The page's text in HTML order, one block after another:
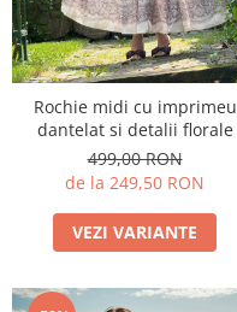
Rochie midi cu imprimeu
dantelat si detalii florale
499,00 RON
de la 249,50 RON
VEZI VARIANTE